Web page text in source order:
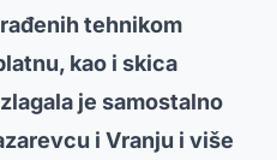
tehnikom
kao i skica
je samostalno
i Vranju i više